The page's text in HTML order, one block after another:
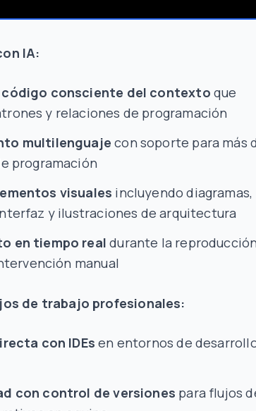
IA:
código consciente del contexto que
y relaciones de programación
multilenguaje con soporte para más
programación
visuales incluyendo diagramas,
y ilustraciones de arquitectura
en tiempo real durante la
manual
de trabajo profesionales:
con IDEs en entornos de
con control de versiones para flujos